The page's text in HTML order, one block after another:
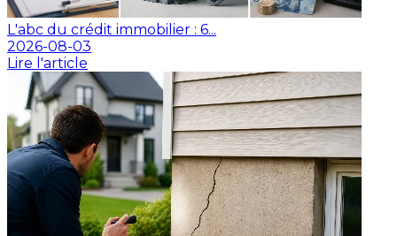
L'abc du crédit immobilier : 6...
2026-08-03
Lire l'article